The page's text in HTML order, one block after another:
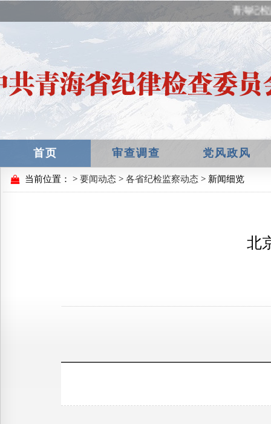
青海纪检
首页 审查调查 党风政风
当前位置： > 要闻动态 > 各省纪检监察动态 > 新闻细览
北